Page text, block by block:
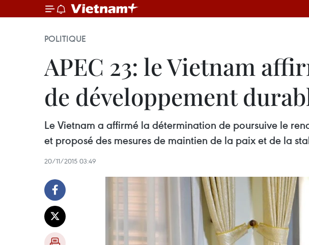
POLITIQUE
APEC 23: le Vietnam
de développement
Le Vietnam a affirmé la détermination de poursuive le
et proposé des mesures de maintien de la paix et de la
20/11/2015 03:49